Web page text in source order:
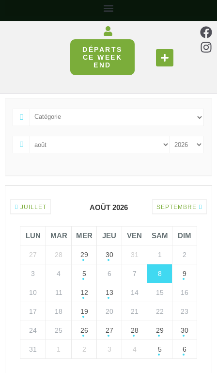
DÉPARTS
CE WEEK
END
JUILLET AOÛT 2026 SEPTEMBRE
LUN MAR MER JEU VEN SAM DIM
27 28 29 30 31 1 2
3 4 5 6 7 8 9
10 11 12 13 14 15 16
17 18 19 20 21 22 23
24 25 26 27 28 29 30
31 1 2 3 4 5 6